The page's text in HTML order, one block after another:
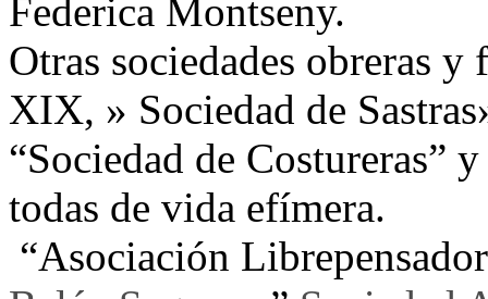
Federica Montseny.
Otras sociedades obreras
XIX, » Sociedad de
“Sociedad de Costureras”
todas de vida efímera.
“Asociación